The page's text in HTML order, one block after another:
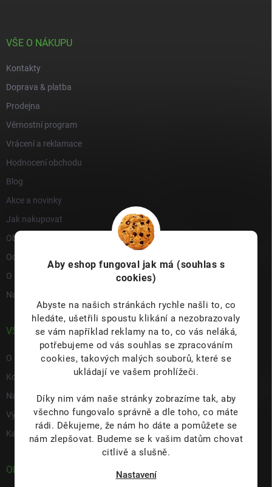
Aby eshop fungoval jak má (souhlas s
cookies)
Abyste na našich stránkách rychle našli to, co
hledáte, ušetřili spoustu klikání a nezobrazovaly
se vám například reklamy na to, co vás neláká,
potřebujeme od vás souhlas se zpracováním
cookies, takových malých souborů, které se
ukládají ve vašem prohlížeči.
Díky nim vám naše stránky zobrazíme tak, aby
všechno fungovalo správně a dle toho, co máte
rádi. Děkujeme, že nám ho dáte a pomůžete se
nám zlepšovat. Budeme se k vašim datům chovat
citlivě a slušně.
Nastavení
VŠE O NÁKUPU
Kontakty
Doprava & platba
Prodejna
Věrnostní program
Vrácení a reklamace
Hodnocení obchodu
Blog
Akce a novinky
Jak nakupovat
Obchodní podmínky
Ochrana osobních údajů
O nás
Napište nám
VŠE O NÁS
O nás
Kontakty
Napište nám
Výdejní místo s prodejnou Hulín
Kariéra
ODEBÍRAT NEWSLETTER